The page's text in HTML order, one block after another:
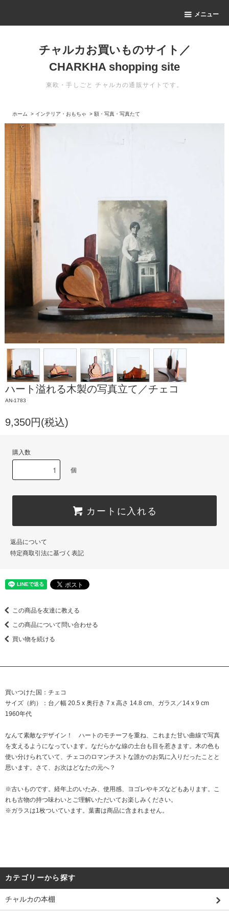
メニュー
チャルカお買いものサイト／
CHARKHA shopping site
東欧・手しごと チャルカの通販サイトです。
ホーム > インテリア・おもちゃ >額・写真・写真たて
ハート溢れる木製の写真立て／チェコ
AN-1783
9,350円(税込)
購入数
個
カートに入れる
返品について
特定商取引法に基づく表記
この商品を友達に教える
この商品について問い合わせる
買い物を続ける
買いつけた国：チェコ
サイズ（約）：台／幅 20.5 x 奥行き 7 x 高さ 14.8 cm、ガラス／14 x 9 cm
1960年代
なんて素敵なデザイン！ ハートのモチーフを重ね、これまた甘い曲線で写真
を支えるようになっています。なだらかな線の土台も目を惹きます。木の色も
使い分けられていて、チェコのロマンチストな誰かのお気に入りだったことと
思います。さて、お次はどなたの元へ？
※古いものです。経年上のいたみ、使用感、ヨゴレやキズなどもあります。こ
れも古物の持つ味わいとご理解いただいてお楽しみください。
※ガラスは1枚ついています。葉書は商品に含まれません。
カテゴリーから探す
チャルカの本棚